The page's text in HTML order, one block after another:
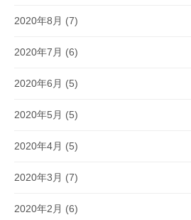
2020年8月 (7)
2020年7月 (6)
2020年6月 (5)
2020年5月 (5)
2020年4月 (5)
2020年3月 (7)
2020年2月 (6)